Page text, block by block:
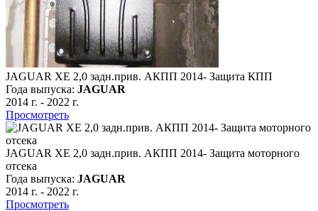
JAGUAR XE 2,0 задн.прив. АКПП 2014- Защита КПП
Года выпуска: JAGUAR
2014 г. - 2022 г.
Просмотреть
JAGUAR XE 2,0 задн.прив. АКПП 2014- Защита моторного
отсека
Года выпуска: JAGUAR
2014 г. - 2022 г.
Просмотреть